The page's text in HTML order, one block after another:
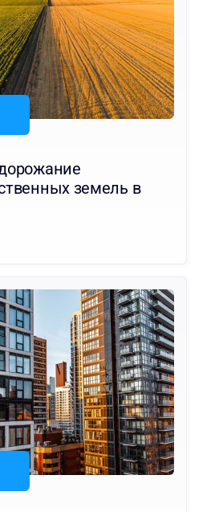
земель в